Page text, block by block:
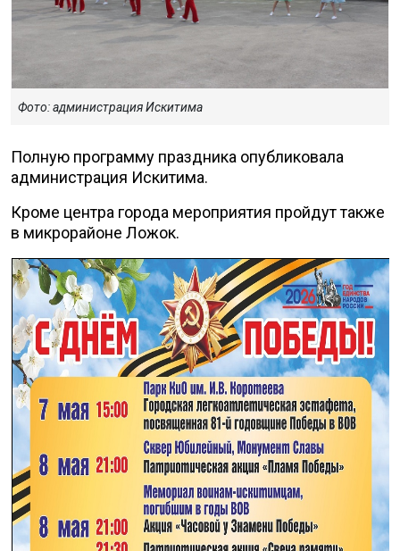
Фото: администрация Искитима
Полную программу праздника опубликовала
администрация Искитима.
Кроме центра города мероприятия пройдут также
в микрорайоне Ложок.